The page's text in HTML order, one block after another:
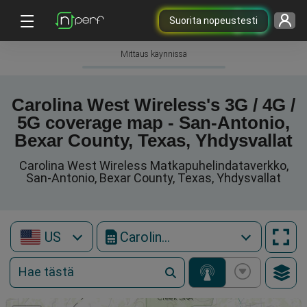
Suorita nopeustesti
Mittaus käynnissä
Carolina West Wireless's 3G / 4G /
5G coverage map - San-Antonio,
Bexar County, Texas, Yhdysvallat
Carolina West Wireless Matkapuhelindataverkko,
San-Antonio, Bexar County, Texas, Yhdysvallat
US Carolina West Wireless